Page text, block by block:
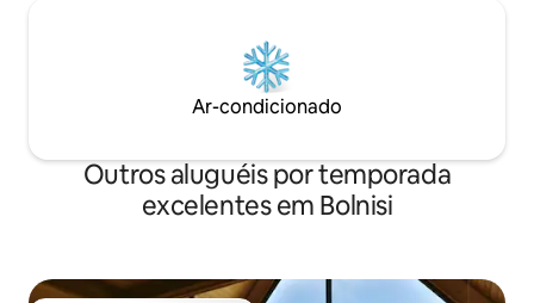
Ar-condicionado
Outros aluguéis por temporada
excelentes em Bolnisi